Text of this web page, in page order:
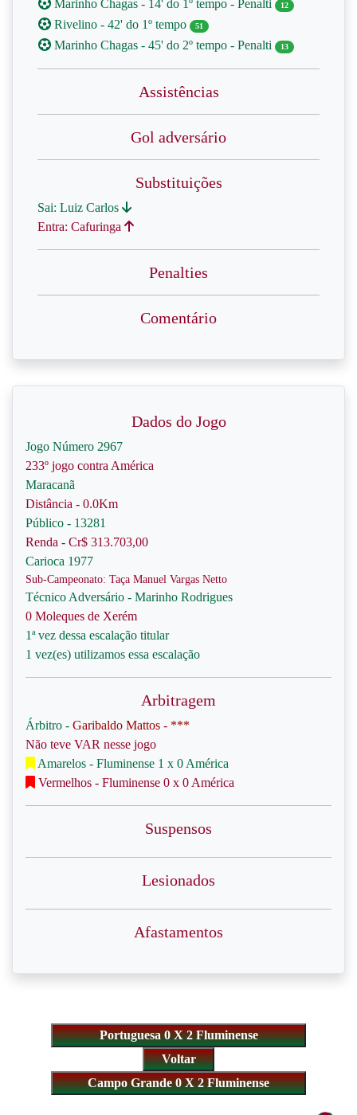
Marinho Chagas - 14' do 1º tempo - Penalti 12
Rivelino - 42' do 1º tempo 51
Marinho Chagas - 45' do 2º tempo - Penalti 13
Assistências
Gol adversário
Substituições
Sai: Luiz Carlos
Entra: Cafuringa
Penalties
Comentário
Dados do Jogo
Jogo Número 2967
233º jogo contra América
Maracanã
Distância - 0.0Km
Público - 13281
Renda - Cr$ 313.703,00
Carioca 1977
Sub-Campeonato: Taça Manuel Vargas Netto
Técnico Adversário - Marinho Rodrigues
0 Moleques de Xerém
1ª vez dessa escalação titular
1 vez(es) utilizamos essa escalação
Arbitragem
Árbitro - Garibaldo Mattos - ***
Não teve VAR nesse jogo
Amarelos - Fluminense 1 x 0 América
Vermelhos - Fluminense 0 x 0 América
Suspensos
Lesionados
Afastamentos